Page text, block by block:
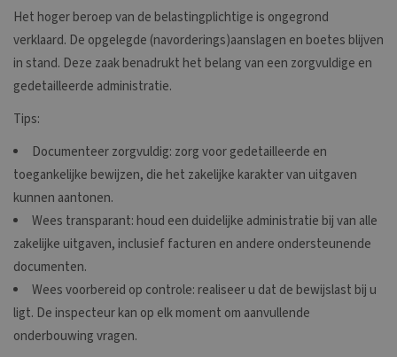
Het hoger beroep van de belastingplichtige is ongegrond
verklaard. De opgelegde (navorderings)aanslagen en boetes blijven
in stand. Deze zaak benadrukt het belang van een zorgvuldige en
gedetailleerde administratie.
Tips:
Documenteer zorgvuldig: zorg voor gedetailleerde en
toegankelijke bewijzen, die het zakelijke karakter van uitgaven
kunnen aantonen.
Wees transparant: houd een duidelijke administratie bij van alle
zakelijke uitgaven, inclusief facturen en andere ondersteunende
documenten.
Wees voorbereid op controle: realiseer u dat de bewijslast bij u
ligt. De inspecteur kan op elk moment om aanvullende
onderbouwing vragen.